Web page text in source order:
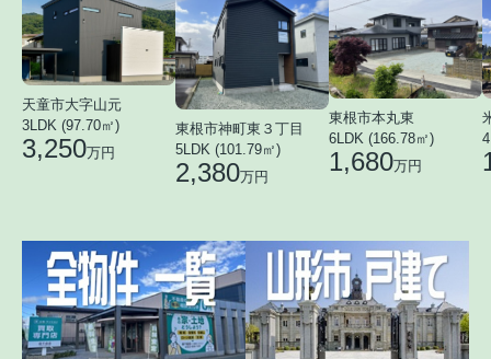
天童市大字山元
3LDK (97.70㎡)
3,250万円
東根市神町東３丁目
5LDK (101.79㎡)
2,380万円
東根市本丸東
6LDK (166.78㎡)
1,680万円